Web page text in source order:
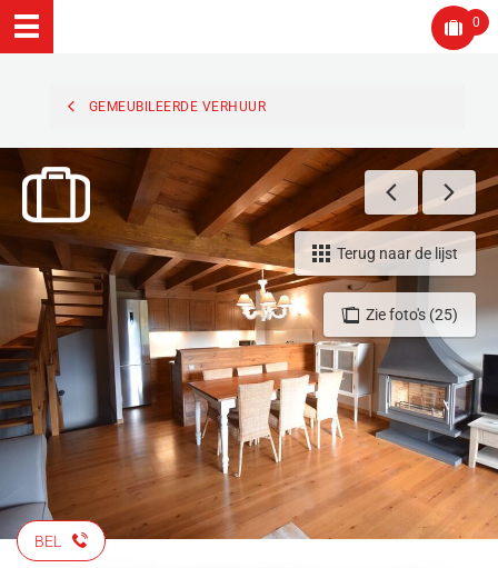
0
GEMEUBILEERDE VERHUUR
Zie foto's (25)
Terug naar de lijst
BEL